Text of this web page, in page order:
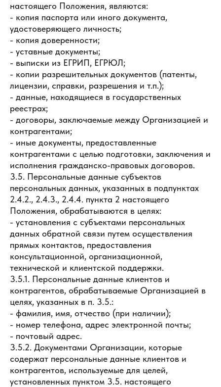
настоящего Положения, являются:
- копия паспорта или иного документа,
удостоверяющего личность;
- копия доверенности;
- уставные документы;
- выписки из ЕГРИП, ЕГРЮЛ;
- копии разрешительных документов (патенты,
лицензии, справки, разрешения и т.п.);
- данные, находящиеся в государственных
реестрах;
- договоры, заключаемые между Организацией и
контрагентами;
- иные документы, предоставленные
контрагентами с целью подготовки, заключения и
исполнения гражданско-правовых договоров.
3.5. Персональные данные субъектов
персональных данных, указанных в подпунктах
2.4.2., 2.4.3., 2.4.4. пункта 2 настоящего
Положения, обрабатываются в целях:
- установления с субъектами персональных
данных обратной связи путем осуществления
прямых контактов, предоставления
консультационной, организационной,
технической и клиентской поддержки.
3.5.1. Персональные данные клиентов и
контрагентов, обрабатываемые Организацией в
целях, указанных в п. 3.5.:
- фамилия, имя, отчество (при наличии);
- номер телефона, адрес электронной почты;
- почтовый адрес.
3.5.2. Документами Организации, которые
содержат персональные данные клиентов и
контрагентов, используемые для целей,
установленных пунктом 3.5. настоящего